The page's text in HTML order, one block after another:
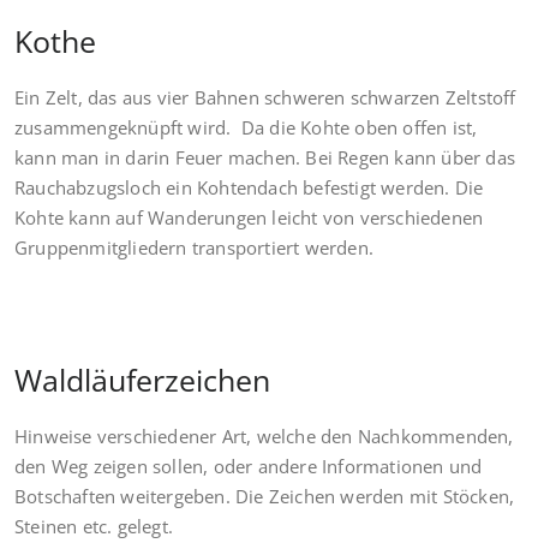
Kothe
Ein Zelt, das aus vier Bahnen schweren schwarzen Zeltstoff
zusammengeknüpft wird. Da die Kohte oben offen ist,
kann man in darin Feuer machen. Bei Regen kann über das
Rauchabzugsloch ein Kohtendach befestigt werden. Die
Kohte kann auf Wanderungen leicht von verschiedenen
Gruppenmitgliedern transportiert werden.
Waldläuferzeichen
Hinweise verschiedener Art, welche den Nachkommenden,
den Weg zeigen sollen, oder andere Informationen und
Botschaften weitergeben. Die Zeichen werden mit Stöcken,
Steinen etc. gelegt.